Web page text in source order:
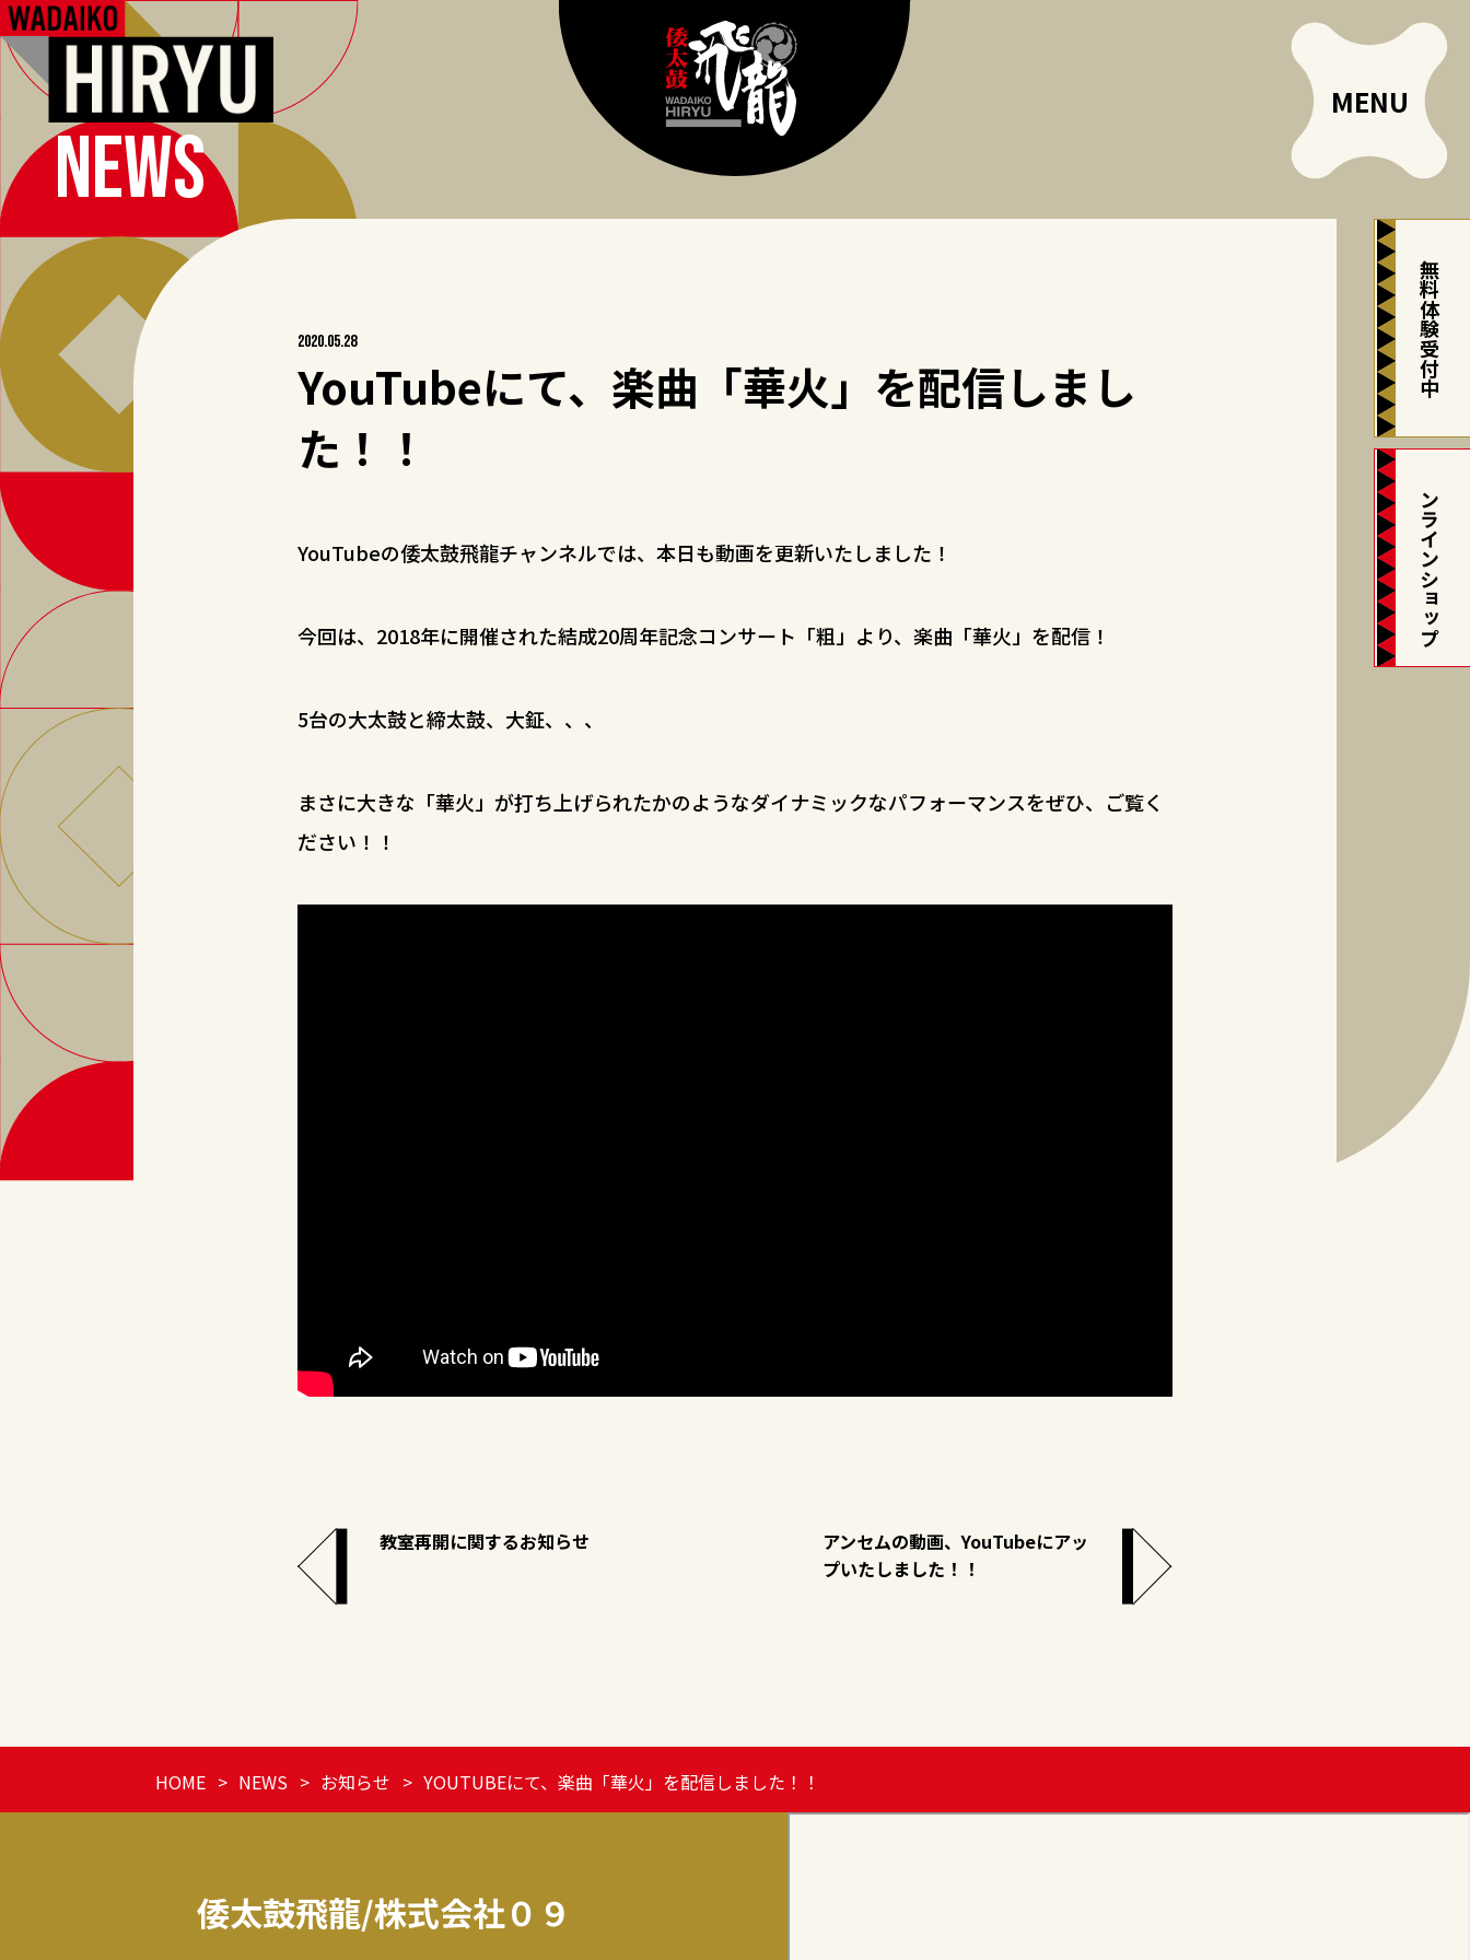
無料体験受付中
オンラインショップ
NEWS
2020.05.28
YouTubeにて、楽曲「華火」を配信しまし
た！！
YouTubeの倭太鼓飛龍チャンネルでは、本日も動画を更新いたしました！
今回は、2018年に開催された結成20周年記念コンサート「粗」より、楽曲「華火」を配信！
5台の大太鼓と締太鼓、大鉦、、、
まさに大きな「華火」が打ち上げられたかのようなダイナミックなパフォーマンスをぜひ、ご覧く
ださい！！
教室再開に関するお知らせ
アンセムの動画、YouTubeにアッ
プいたしました！！
HOME NEWS お知らせ YOUTUBEにて、楽曲「華火」を配信しました！！
倭太鼓飛龍/株式会社０９